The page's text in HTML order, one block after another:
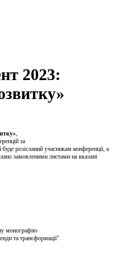
2023:
,
за
розісланий учасникам конференції, а
замовленими листами на вказані
монографію
та трансформації"